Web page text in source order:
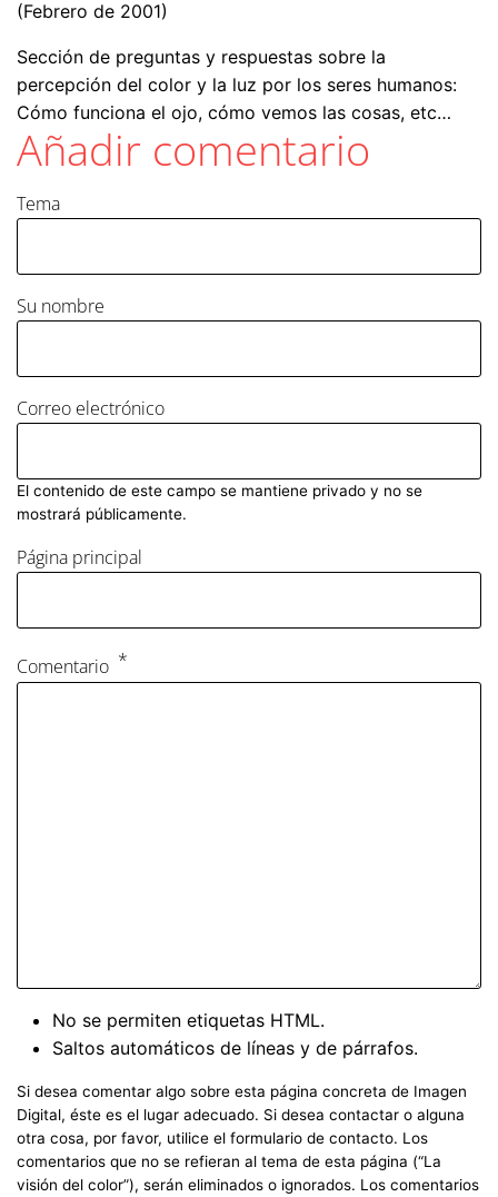
(Febrero de 2001)
Sección de preguntas y respuestas sobre la
percepción del color y la luz por los seres humanos:
Cómo funciona el ojo, cómo vemos las cosas, etc…
Añadir comentario
Tema
Su nombre
Correo electrónico
El contenido de este campo se mantiene privado y no se
mostrará públicamente.
Página principal
Comentario
No se permiten etiquetas HTML.
Saltos automáticos de líneas y de párrafos.
Si desea comentar algo sobre esta página concreta de Imagen
Digital, éste es el lugar adecuado. Si desea contactar o alguna
otra cosa, por favor, utilice el formulario de contacto. Los
comentarios que no se refieran al tema de esta página (“La
visión del color”), serán eliminados o ignorados. Los comentarios